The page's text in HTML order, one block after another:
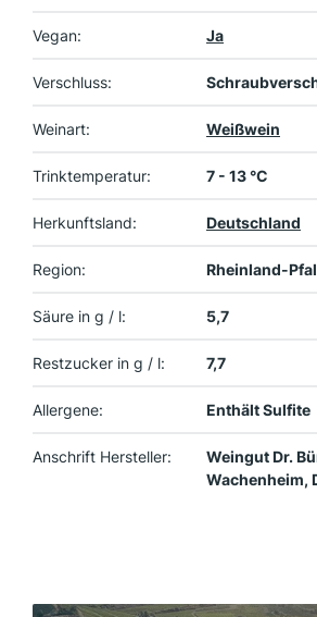
Vegan: Ja
Verschluss:
Weinart: Weißwein
Trinktemperatur: 7 - 13 °C
Herkunftsland: Deutschland
Region: Rheinland-
Säure in g / l: 5,7
Restzucker in g / l: 7,7
Allergene: Enthält Sulfite
Anschrift Hersteller:
Weingut Dr.
Wachenheim,